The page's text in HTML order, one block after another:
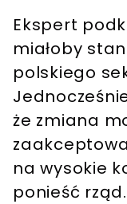
Ekspert
miałoby
polskiego
że zmiana
na wysokie
ponieść rząd.